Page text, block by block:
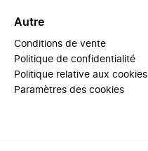
Autre
Conditions de vente
Politique de confidentialité
Politique relative aux cookies
Paramètres des cookies